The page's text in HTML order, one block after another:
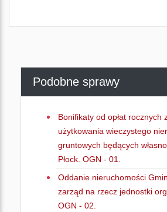
Podobne sprawy
Bonifikaty od opłat rocznych
użytkowania wieczystego
gruntowych będących
Płock. OGN - 01.
Oddanie nieruchomości
zarząd na rzecz jednostki
OGN - 02.